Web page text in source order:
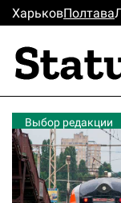
ХарьковПолтава
Выбор редакции